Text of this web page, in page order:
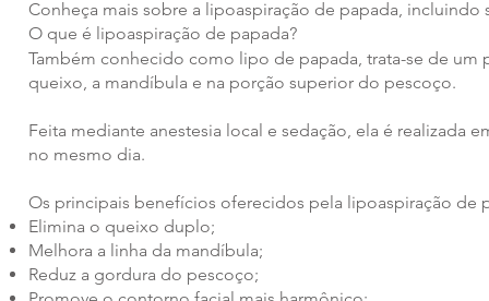
Conheça mais sobre a lipoaspiração de papada,
O que é lipoaspiração de papada?
Também conhecido como lipo de papada, trata-se de
queixo, a mandíbula e na porção superior do pescoço.
Feita mediante anestesia local e sedação, ela é realizada
no mesmo dia.
Os principais benefícios oferecidos pela lipoaspiração de
Elimina o queixo duplo;
Melhora a linha da mandíbula;
Reduz a gordura do pescoço;